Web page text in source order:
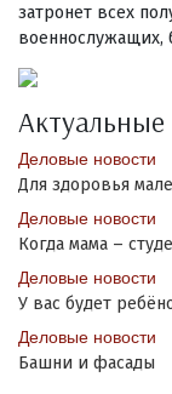
затронет всех
Деловые новости
Для здоровья
Деловые новости
Когда мама –
Деловые новости
У вас будет
Деловые новости
Башни и фасады